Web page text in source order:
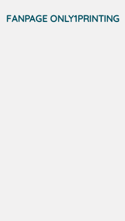
FANPAGE ONLY1PRINTING